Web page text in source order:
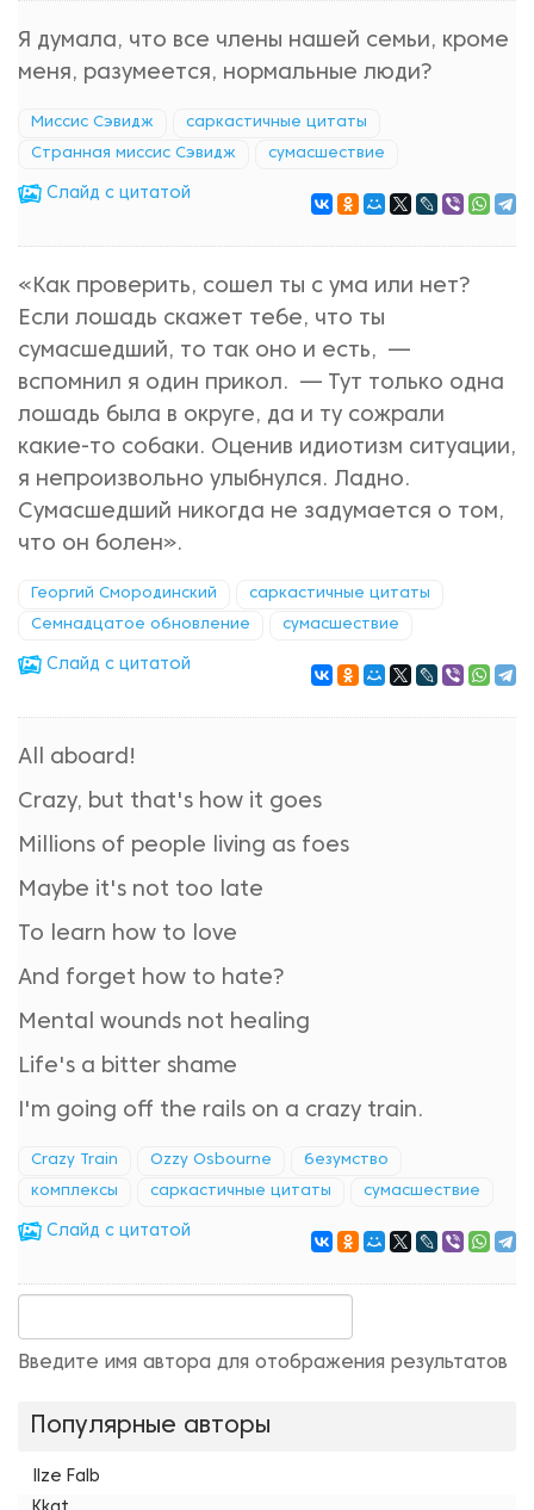
Я думала, что все члены нашей семьи, кроме
меня, разумеется, нормальные люди?
Миссис Сэвидж саркастичные цитаты
Странная миссис Сэвидж сумасшествие
Cлайд с цитатой
«Как проверить, сошел ты с ума или нет?
Если лошадь скажет тебе, что ты
сумасшедший, то так оно и есть, —
вспомнил я один прикол. — Тут только одна
лошадь была в округе, да и ту сожрали
какие-то собаки. Оценив идиотизм ситуации,
я непроизвольно улыбнулся. Ладно.
Сумасшедший никогда не задумается о том,
что он болен».
Георгий Смородинский саркастичные цитаты
Семнадцатое обновление сумасшествие
Cлайд с цитатой
All aboard!
Crazy, but that's how it goes
Millions of people living as foes
Maybe it's not too late
To learn how to love
And forget how to hate?
Mental wounds not healing
Life's a bitter shame
I'm going off the rails on a crazy train.
Crazy Train Ozzy Osbourne безумство
комплексы саркастичные цитаты сумасшествие
Cлайд с цитатой
Введите имя автора для отображения результатов
Популярные авторы
Ilze Falb